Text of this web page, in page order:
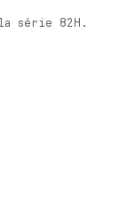
série 82H.